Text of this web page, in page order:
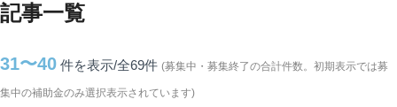
記事一覧
31〜40 件を表示/全69件 (募集中・募集終了の合計件数。初期表示では募
集中の補助金のみ選択表示されています)